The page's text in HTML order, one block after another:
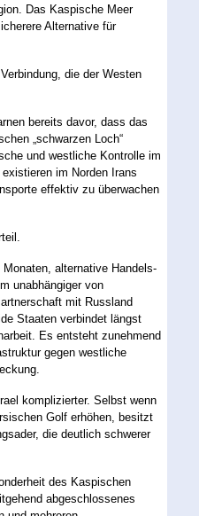
Das Kaspische Meer
Alternative für
die der Westen
bereits davor, dass das
„schwarzen Loch“
und westliche Kontrolle im
im Norden Irans
effektiv zu überwachen
alternative Handels-
unabhängiger von
mit Russland
Staaten verbindet längst
Es entsteht zunehmend
gegen westliche
komplizierter. Selbst wenn
Golf erhöhen, besitzt
die deutlich schwerer
des Kaspischen
abgeschlossenes